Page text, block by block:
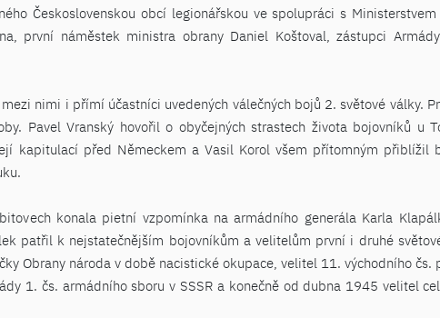
Československou obcí legionářskou ve spolupráci s
první náměstek ministra obrany Daniel Koštoval, zástupci
nimi i přímí účastníci uvedených válečných bojů 2. světové války.
Pavel Vranský hovořil o obyčejných strastech života bojovníků u
kapitulací před Německem a Vasil Korol všem přítomným přiblížil
konala pietní vzpomínka na armádního generála Karla
patřil k nejstatečnějším bojovníkům a velitelům první i druhé
Obrany národa v době nacistické okupace, velitel 11. východního čs.
1. čs. armádního sboru v SSSR a konečně od dubna 1945 velitel